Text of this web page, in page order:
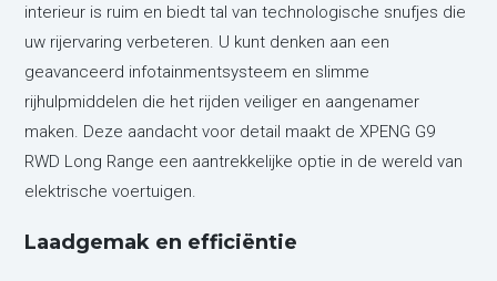
interieur is ruim en biedt tal van technologische snufjes die
uw rijervaring verbeteren. U kunt denken aan een
geavanceerd infotainmentsysteem en slimme
rijhulpmiddelen die het rijden veiliger en aangenamer
maken. Deze aandacht voor detail maakt de XPENG G9
RWD Long Range een aantrekkelijke optie in de wereld van
elektrische voertuigen.
Laadgemak en efficiëntie